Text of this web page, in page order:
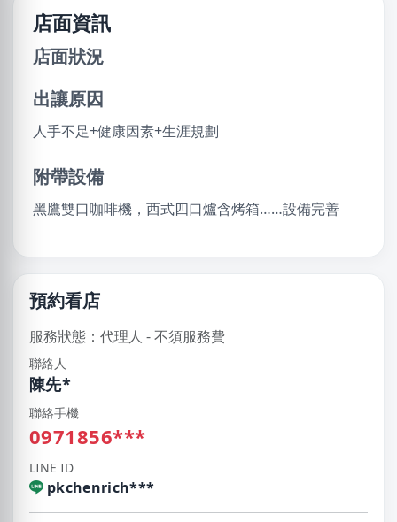
店面資訊
店面狀況
出讓原因
人手不足+健康因素+生涯規劃
附帶設備
黑鷹雙口咖啡機，西式四口爐含烤箱……設備完善
預約看店
服務狀態：代理人 - 不須服務費
聯絡人
陳先*
聯絡手機
0971856***
LINE ID
pkchenrich***